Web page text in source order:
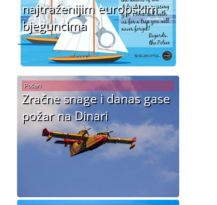
najtraženijim europskim
bjeguncima
Zračne snage i danas gase
požar na Dinari
Pošari